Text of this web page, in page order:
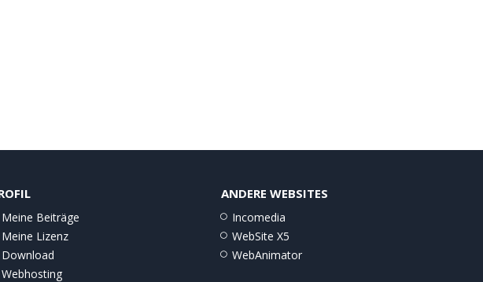
Meine Beiträge
Meine Lizenz
Download
Webhosting
ANDERE WEBSITES
Incomedia
WebSite X5
WebAnimator